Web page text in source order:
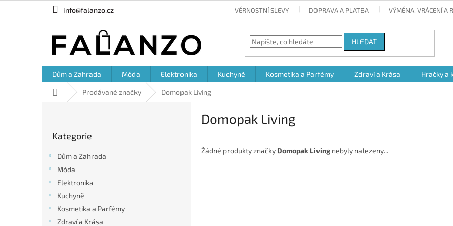
info@falanzo.cz VĚRNOSTNÍ SLEVY DOPRAVA A PLATBA VÝMĚNA, VRÁCENÍ A
HLEDAT
Dům a Zahrada Móda Elektronika Kuchyně Kosmetika a Parfémy Zdraví a Krása Hračky a
Domů Prodávané značky Domopak Living
kategorie
Kategorie
Dům a Zahrada
Móda
Elektronika
Kuchyně
Kosmetika a Parfémy
Zdraví a Krása
Domopak Living
Žádné produkty značky Domopak Living nebyly nalezeny...